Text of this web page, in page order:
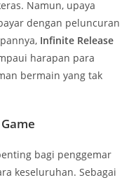
Namun, upaya
dengan peluncuran
Infinite Release
harapan para
bermain yang tak
bagi penggemar
keseluruhan. Sebagai